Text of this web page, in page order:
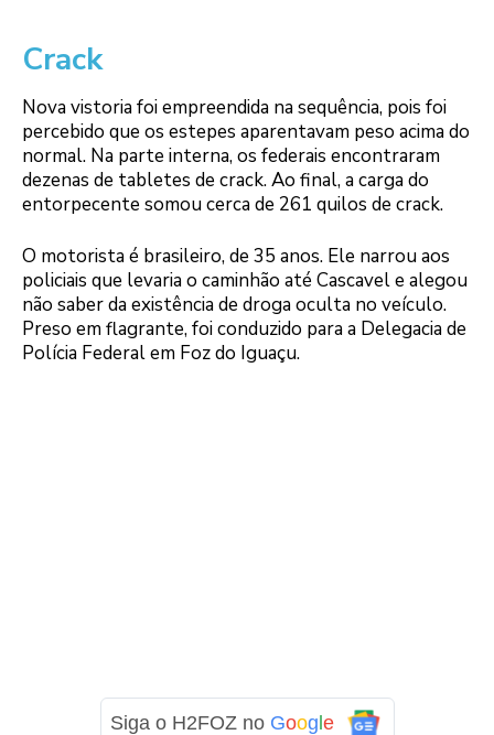
Crack
Nova vistoria foi empreendida na sequência, pois foi
percebido que os estepes aparentavam peso acima do
normal. Na parte interna, os federais encontraram
dezenas de tabletes de crack. Ao final, a carga do
entorpecente somou cerca de 261 quilos de crack.
O motorista é brasileiro, de 35 anos. Ele narrou aos
policiais que levaria o caminhão até Cascavel e alegou
não saber da existência de droga oculta no veículo.
Preso em flagrante, foi conduzido para a Delegacia de
Polícia Federal em Foz do Iguaçu.
Siga o H2FOZ no Goog e